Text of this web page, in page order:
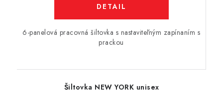
DETAIL
6-panelová pracovná šiltovka s nastaviteľným zapínaním s
prackou
Šiltovka NEW YORK unisex